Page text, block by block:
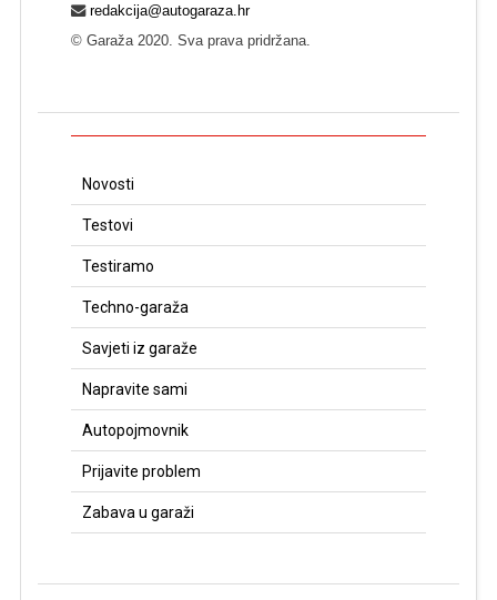
redakcija@autogaraza.hr
© Garaža 2020. Sva prava pridržana.
Novosti
Testovi
Testiramo
Techno-garaža
Savjeti iz garaže
Napravite sami
Autopojmovnik
Prijavite problem
Zabava u garaži